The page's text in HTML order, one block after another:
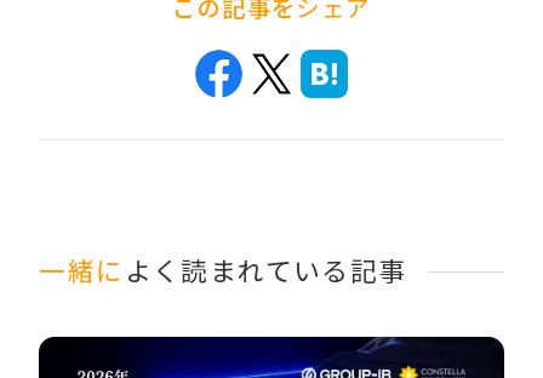
この記事をシェア
一緒に よく読まれている記事